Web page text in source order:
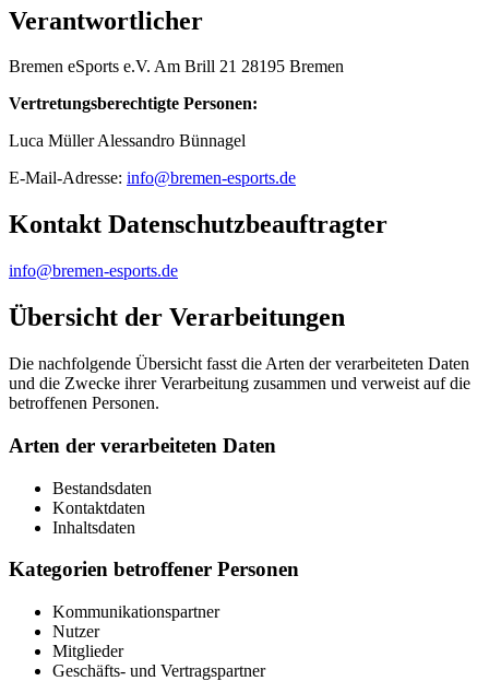
Verantwortlicher
Bremen eSports e.V. Am Brill 21 28195 Bremen
Vertretungsberechtigte Personen:
Luca Müller Alessandro Bünnagel
E-Mail-Adresse: info@bremen-esports.de
Kontakt Datenschutzbeauftragter
info@bremen-esports.de
Übersicht der Verarbeitungen
Die nachfolgende Übersicht fasst die Arten der verarbeiteten Daten
und die Zwecke ihrer Verarbeitung zusammen und verweist auf die
betroffenen Personen.
Arten der verarbeiteten Daten
Bestandsdaten
Kontaktdaten
Inhaltsdaten
Kategorien betroffener Personen
Kommunikationspartner
Nutzer
Mitglieder
Geschäfts- und Vertragspartner